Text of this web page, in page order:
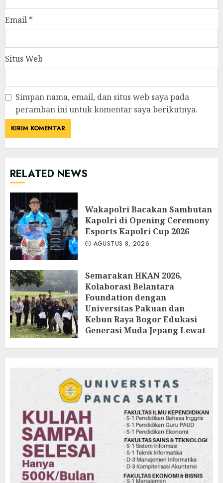
Email *
Situs Web
Simpan nama, email, dan situs web saya pada
peramban ini untuk komentar saya berikutnya.
RELATED NEWS
Wakapolri Bacakan Sambutan
Kapolri di Opening Ceremony
Esports Kapolri Cup 2026
AGUSTUS 8, 2026
Semarakan HKAN 2026,
Kolaborasi Belantara
Foundation dengan
Universitas Pakuan dan
Kebun Raya Bogor Edukasi
Generasi Muda Jepang Lewat